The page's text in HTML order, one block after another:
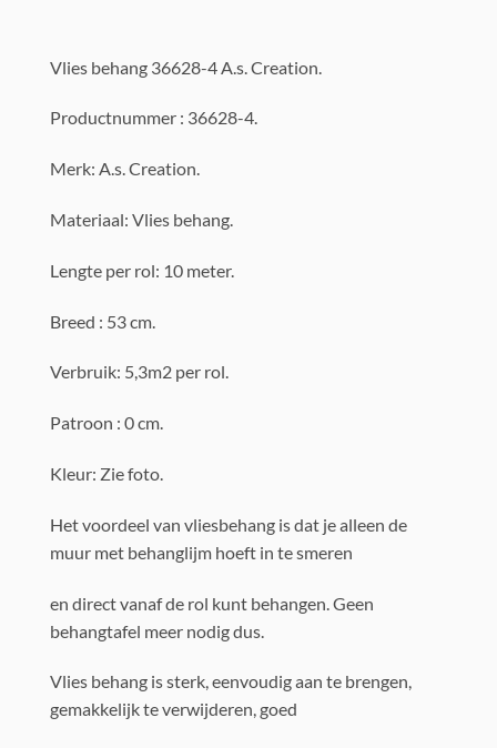
Vlies behang 36628-4 A.s. Creation.
Productnummer : 36628-4.
Merk: A.s. Creation.
Materiaal: Vlies behang.
Lengte per rol: 10 meter.
Breed : 53 cm.
Verbruik: 5,3m2 per rol.
Patroon : 0 cm.
Kleur: Zie foto.
Het voordeel van vliesbehang is dat je alleen de
muur met behanglijm hoeft in te smeren
en direct vanaf de rol kunt behangen. Geen
behangtafel meer nodig dus.
Vlies behang is sterk, eenvoudig aan te brengen,
gemakkelijk te verwijderen, goed